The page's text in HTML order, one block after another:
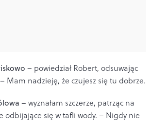
– powiedział Robert, odsuwając
Mam nadzieję, że czujesz się tu dobrze.
– wyznałam szczerze, patrząc na
odbijające się w tafli wody. – Nigdy nie